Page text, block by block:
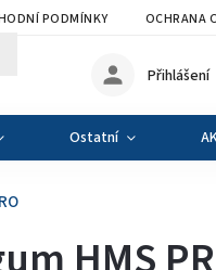
PODMÍNKY OCHRANA
Přihlášení
Ostatní